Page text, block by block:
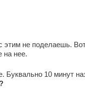
этим не поделаешь.
на нее.
10 минут